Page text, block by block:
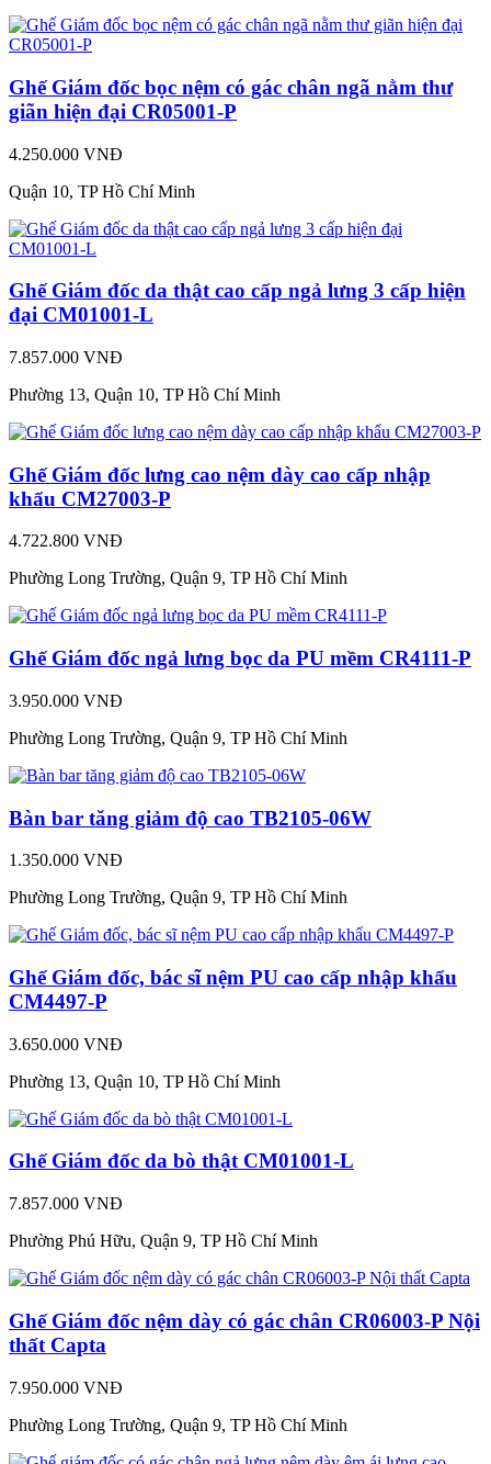
Ghế Giám đốc bọc nệm có gác chân ngã nằm thư
giãn hiện đại CR05001-P
4.250.000 VNĐ
Quận 10, TP Hồ Chí Minh
Ghế Giám đốc da thật cao cấp ngả lưng 3 cấp hiện
đại CM01001-L
7.857.000 VNĐ
Phường 13, Quận 10, TP Hồ Chí Minh
Ghế Giám đốc lưng cao nệm dày cao cấp nhập
khẩu CM27003-P
4.722.800 VNĐ
Phường Long Trường, Quận 9, TP Hồ Chí Minh
Ghế Giám đốc ngả lưng bọc da PU mềm CR4111-P
3.950.000 VNĐ
Phường Long Trường, Quận 9, TP Hồ Chí Minh
Bàn bar tăng giảm độ cao TB2105-06W
1.350.000 VNĐ
Phường Long Trường, Quận 9, TP Hồ Chí Minh
Ghế Giám đốc, bác sĩ nệm PU cao cấp nhập khẩu
CM4497-P
3.650.000 VNĐ
Phường 13, Quận 10, TP Hồ Chí Minh
Ghế Giám đốc da bò thật CM01001-L
7.857.000 VNĐ
Phường Phú Hữu, Quận 9, TP Hồ Chí Minh
Ghế Giám đốc nệm dày có gác chân CR06003-P Nội
thất Capta
7.950.000 VNĐ
Phường Long Trường, Quận 9, TP Hồ Chí Minh